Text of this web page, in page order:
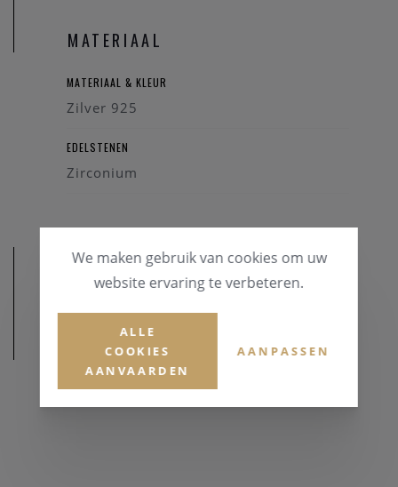
MATERIAAL
MATERIAAL & KLEUR
Zilver 925
EDELSTENEN
Zirconium
AFMETINGEN
We maken gebruik van cookies om uw
website ervaring te verbeteren.
ALLE
COOKIES
AANVAARDEN
AANPASSEN